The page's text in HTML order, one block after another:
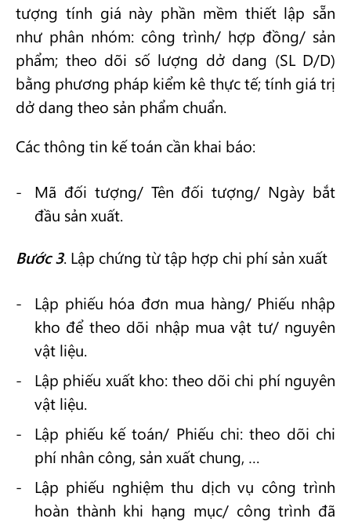
tượng tính giá này phần mềm thiết lập sẵn
như phân nhóm: công trình/ hợp đồng/ sản
phẩm; theo dõi số lượng dở dang (SL D/D)
bằng phương pháp kiểm kê thực tế; tính giá trị
dở dang theo sản phẩm chuẩn.
Các thông tin kế toán cần khai báo:
Mã đối tượng/ Tên đối tượng/ Ngày bắt
đầu sản xuất.
Bước 3. Lập chứng từ tập hợp chi phí sản xuất
Lập phiếu hóa đơn mua hàng/ Phiếu nhập
kho để theo dõi nhập mua vật tư/ nguyên
vật liệu.
Lập phiếu xuất kho: theo dõi chi phí nguyên
vật liệu.
Lập phiếu kế toán/ Phiếu chi: theo dõi chi
phí nhân công, sản xuất chung, …
Lập phiếu nghiệm thu dịch vụ công trình
hoàn thành khi hạng mục/ công trình đã